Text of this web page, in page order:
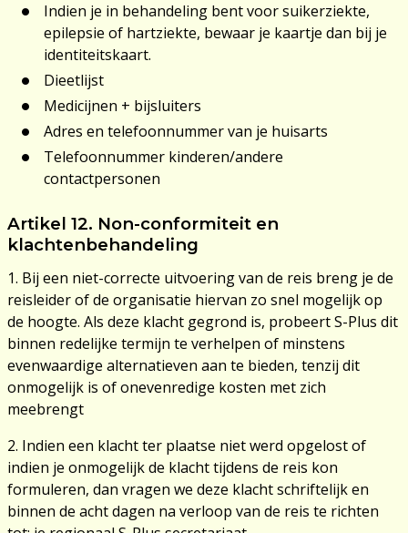
Indien je in behandeling bent voor suikerziekte,
epilepsie of hartziekte, bewaar je kaartje dan bij je
identiteitskaart.
Dieetlijst
Medicijnen + bijsluiters
Adres en telefoonnummer van je huisarts
Telefoonnummer kinderen/andere
contactpersonen
Artikel 12. Non-conformiteit en
klachtenbehandeling
1. Bij een niet-correcte uitvoering van de reis breng je de
reisleider of de organisatie hiervan zo snel mogelijk op
de hoogte. Als deze klacht gegrond is, probeert S-Plus dit
binnen redelijke termijn te verhelpen of minstens
evenwaardige alternatieven aan te bieden, tenzij dit
onmogelijk is of onevenredige kosten met zich
meebrengt
2. Indien een klacht ter plaatse niet werd opgelost of
indien je onmogelijk de klacht tijdens de reis kon
formuleren, dan vragen we deze klacht schriftelijk en
binnen de acht dagen na verloop van de reis te richten